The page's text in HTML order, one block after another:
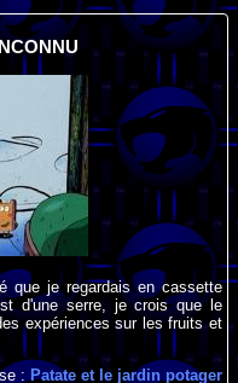
que je regardais en cassette
d'une serre, je crois que le
expériences sur les fruits et
:Patate et le jardin potager